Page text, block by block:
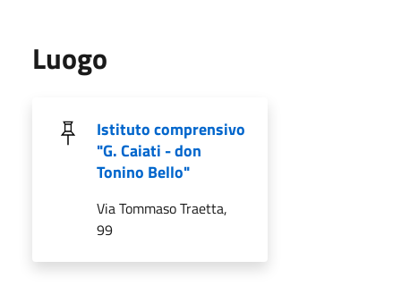
Luogo
Istituto comprensivo
"G. Caiati - don
Tonino Bello"
Via Tommaso Traetta,
99